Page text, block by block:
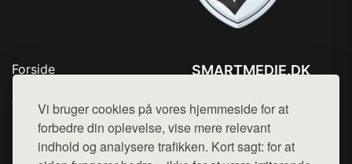
Vi bruger cookies på vores hjemmeside for at
forbedre din oplevelse, vise mere relevant
indhold og analysere trafikken. Kort sagt: for at
Forside
Top Rabatter
Kontakt
SMARTMEDIE.DK
Mail: hej@want.dk
Cookie- og privatlivspolitik